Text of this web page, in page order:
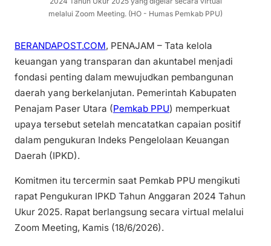
melalui Zoom Meeting. (HO - Humas Pemkab PPU)
BERANDAPOST.COM, PENAJAM – Tata kelola
keuangan yang transparan dan akuntabel menjadi
fondasi penting dalam mewujudkan pembangunan
daerah yang berkelanjutan. Pemerintah Kabupaten
Penajam Paser Utara (Pemkab PPU) memperkuat
upaya tersebut setelah mencatatkan capaian positif
dalam pengukuran Indeks Pengelolaan Keuangan
Daerah (IPKD).
Komitmen itu tercermin saat Pemkab PPU mengikuti
rapat Pengukuran IPKD Tahun Anggaran 2024 Tahun
Ukur 2025. Rapat berlangsung secara virtual melalui
Zoom Meeting, Kamis (18/6/2026).